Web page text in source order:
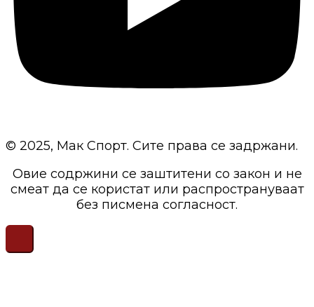
© 2025, Мак Спорт. Сите права се задржани.
Овие содржини се заштитени со закон и не
смеат да се користат или распространуваат
без писмена согласност.